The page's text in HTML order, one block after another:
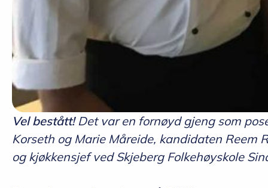
Vel bestått!Det var en fornøyd gjeng som
Korseth og Marie Måreide, kandidaten Reem
og kjøkkensjef ved Skjeberg Folkehøyskole